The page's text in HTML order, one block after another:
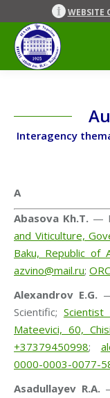
WEBSITE
Interagency
А
Abasova Kh.T. —
and Viticulture,
Baku, Republic of
azvino@mail.ru;
Alexandrov E.G.
Scientific;
Mateevici, 60,
+37379450998;
0000-0003-0077-
Asadullayev R.A.—